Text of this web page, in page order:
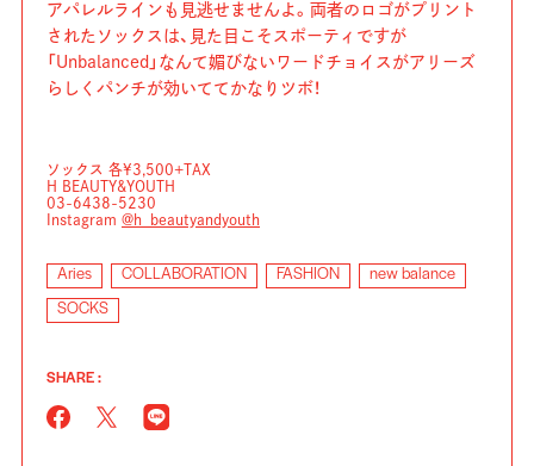
アパレルラインも見逃せませんよ。両者のロゴがプリント
されたソックスは、見た目こそスポーティですが
「Unbalanced」なんて媚びないワードチョイスがアリーズ
らしくパンチが効いててかなりツボ！
ソックス 各¥3,500+TAX
H BEAUTY&YOUTH
03-6438-5230
Instagram @h_beautyandyouth
Aries COLLABORATION FASHION
new balance
SOCKS
SHARE :